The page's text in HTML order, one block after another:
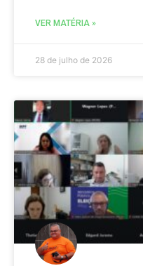
VER MATÉRIA »
28 de julho de 2026